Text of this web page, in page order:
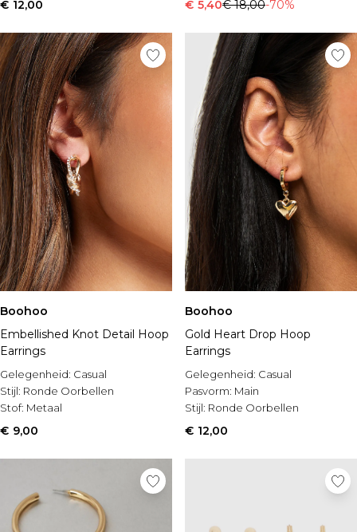
€ 12,00 € 5,40€ 18,00-70%
Boohoo
Embellished Knot Detail Hoop
Earrings
Gelegenheid: Casual
Stijl: Ronde Oorbellen
Stof: Metaal
€ 9,00
Boohoo
Gold Heart Drop Hoop
Earrings
Gelegenheid: Casual
Pasvorm: Main
Stijl: Ronde Oorbellen
€ 12,00